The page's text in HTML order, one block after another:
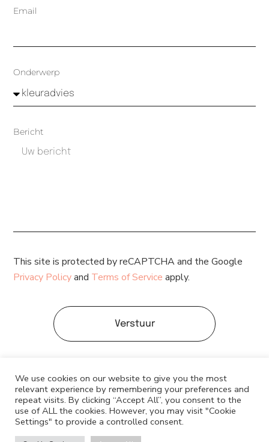
Email
Onderwerp
Bericht
This site is protected by reCAPTCHA and the Google
Privacy Policyand Terms of Service apply.
Verstuur
© JPSinterior 2022 - All Rights Reserved - Algemene voorwaarden
We use cookies on our website to give you the most
relevant experience by remembering your preferences and
repeat visits. By clicking “Accept All”, you consent to the
use of ALL the cookies. However, you may visit "Cookie
Settings" to provide a controlled consent.